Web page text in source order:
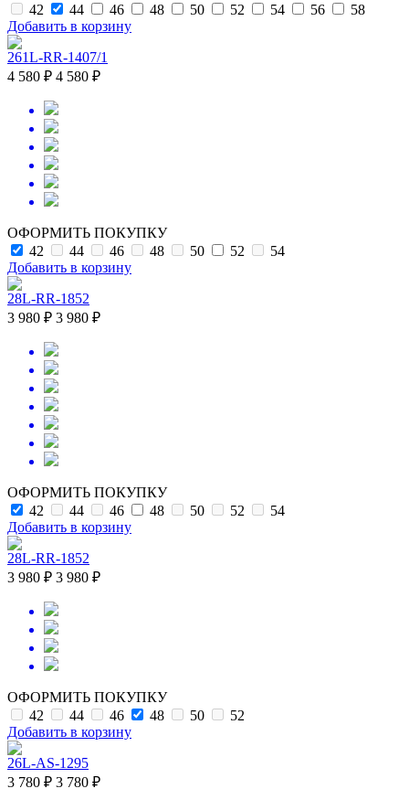
42
44 46 48 50 52 54 56
58
Добавить в корзину
261L-RR-1407/1
4 580 ₽ 4 580 ₽
ОФОРМИТЬ ПОКУПКУ
42
44 46 48 50 52
54
Добавить в корзину
28L-RR-1852
3 980 ₽ 3 980 ₽
ОФОРМИТЬ ПОКУПКУ
42
44 46 48 50 52
54
Добавить в корзину
28L-RR-1852
3 980 ₽ 3 980 ₽
ОФОРМИТЬ ПОКУПКУ
42
44 46 48 50
52
Добавить в корзину
26L-AS-1295
3 780 ₽ 3 780 ₽